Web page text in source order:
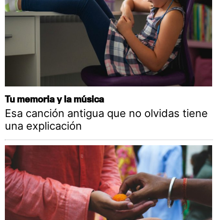
Tu memoria y la música
Esa canción antigua que no olvidas tiene
una explicación